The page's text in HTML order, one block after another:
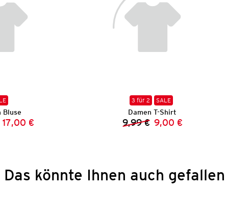
Bluse
Preis:
Preis:
17,00 €
3 für 2 SALE
Damen T-Shirt
Vorheriger Preis:
9,99 € Neuer Preis:
9,00 €
Das könnte Ihnen auch gefallen